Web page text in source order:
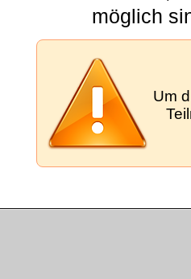
möglich
Um